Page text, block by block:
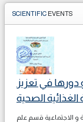
SCIENTIFIC EVENTS
دورها في تعزيز
الغذائية الصحية
و الاجتماعية قسم علم